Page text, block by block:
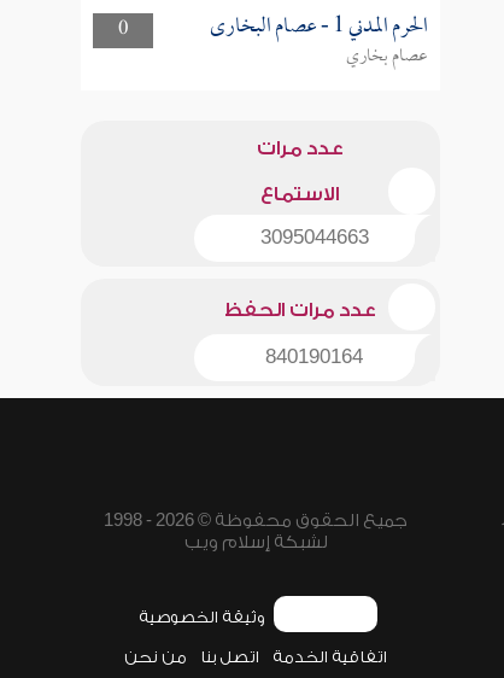
0
الحرم المدني 1 - عصام البخارى
عصام بخاري
عدد مرات
الاستماع
3095044663
عدد مرات الحفظ
840190164
جميع الحقوق محفوظة © 2026 - 1998
لشبكة إسلام ويب
وثيقة الخصوصية
اتفاقية الخدمة اتصل بنا من نحن